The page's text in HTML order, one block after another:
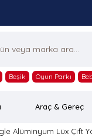
Beşik Oyun Parkı
Araç & Gereç
Alüminyum Lüx Çift